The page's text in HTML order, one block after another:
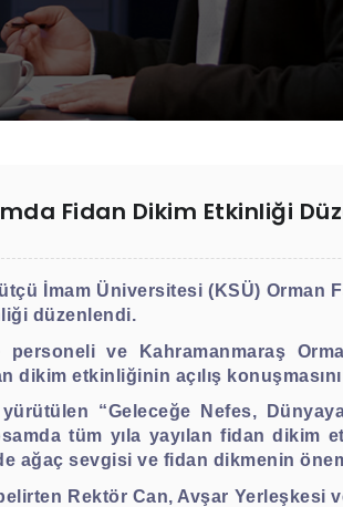
Fidan Dikim Etkinliği
İmam Üniversitesi (KSÜ) Orman
düzenlendi.
ve Kahramanmaraş
etkinliğinin açılış
yürütülen “Geleceğe Nefes,
tüm yıla yayılan fidan dikim
ağaç sevgisi ve fidan dikmenin
Rektör Can, Avşar Yerleşkesi